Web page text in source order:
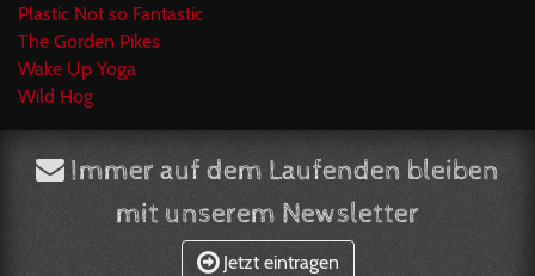
Plastic Not so Fantastic
The Gorden Pikes
Wake Up Yoga
Wild Hog
Immer auf dem Laufenden bleiben
mit unserem Newsletter
Jetzt eintragen